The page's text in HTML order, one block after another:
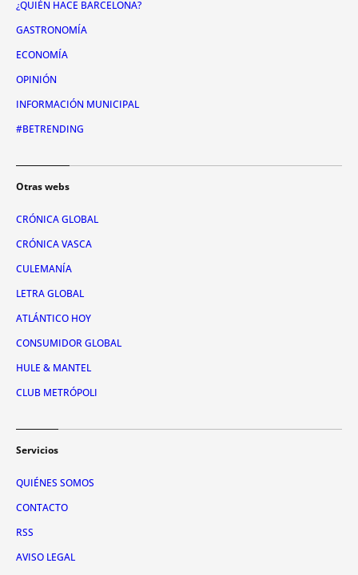
¿QUIÉN HACE BARCELONA?
GASTRONOMÍA
ECONOMÍA
OPINIÓN
INFORMACIÓN MUNICIPAL
#BETRENDING
Otras webs
CRÓNICA GLOBAL
CRÓNICA VASCA
CULEMANÍA
LETRA GLOBAL
ATLÁNTICO HOY
CONSUMIDOR GLOBAL
HULE & MANTEL
CLUB METRÓPOLI
Servicios
QUIÉNES SOMOS
CONTACTO
RSS
AVISO LEGAL